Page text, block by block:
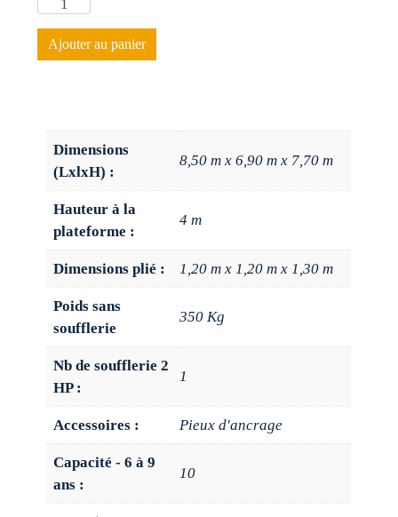
Ajouter au panier
Dimensions
(LxlxH) :
8,50 m x 6,90 m x 7,70 m
Hauteur à la
plateforme :
4 m
Dimensions plié : 1,20 m x 1,20 m x 1,30 m
Poids sans
soufflerie
350 Kg
Nb de soufflerie 2
HP :
1
Accessoires : Pieux d'ancrage
Capacité - 6 à 9
ans :
10